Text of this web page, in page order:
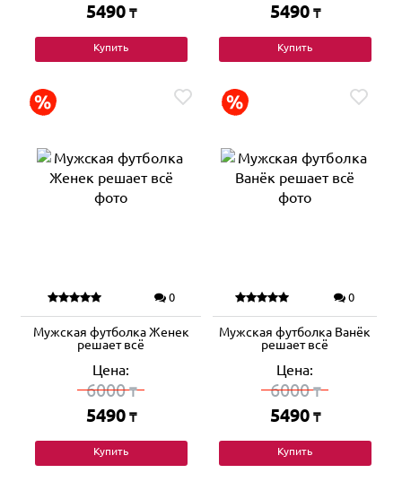
5490 ₸
Купить
5490 ₸
Купить
0
Мужская футболка Женек
решает всё
Цена:
6000₸
5490 ₸
Купить
0
Мужская футболка Ванёк
решает всё
Цена:
6000₸
5490 ₸
Купить